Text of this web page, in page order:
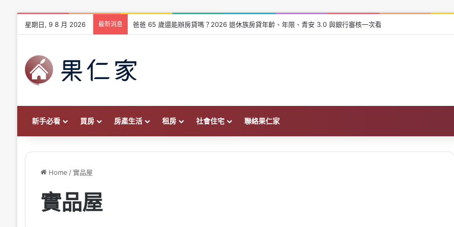
星期日, 9 8 月 2026 最新消息 爸爸 65 歲還能辦房貸嗎？2026 退休族房貸年齡、年限、青安 3.0 與銀行審核一次看
新手必看 買房 房產生活 租房 社會住宅 聯絡果仁家
Home / 實品屋
實品屋